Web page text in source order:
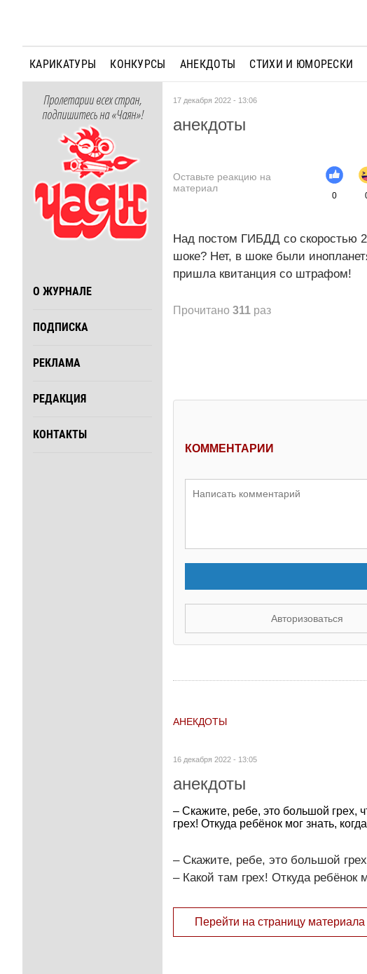
КАРИКАТУРЫ КОНКУРСЫ АНЕКДОТЫ СТИХИ И ЮМОРЕСКИ
Пролетарии всех стран,
подпишитесь на «Чаян»!
О ЖУРНАЛЕ
ПОДПИСКА
РЕКЛАМА
РЕДАКЦИЯ
КОНТАКТЫ
17 декабря 2022 - 13:06
анекдоты
Оставьте реакцию на
материал
0
Над постом ГИБДД со скоростью
шоке? Нет, в шоке были
пришла квитанция со штрафом!
Прочитано 311 раз
КОММЕНТАРИИ
Авторизоваться
АНЕКДОТЫ
16 декабря 2022 - 13:05
анекдоты
– Скажите, ребе, это большой грех,
грех! Откуда ребёнок мог знать,
– Скажите, ребе, это большой
– Какой там грех! Откуда ребёнок
Перейти на страницу материала